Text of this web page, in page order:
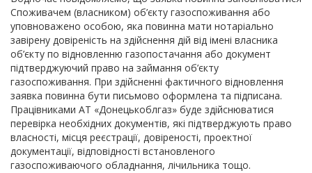
Споживачем (власником) об’єкту газоспоживання або
уповноважено особою, яка повинна мати нотаріально
завірену довіреність на здійснення дій від імені власника
об’єкту по відновленню газопостачання або документ
підтверджуючий право на займання об’єкту
газоспоживання. При здійсненні фактичного відновлення
заявка повинна бути письмово оформлена та підписана.
Працівниками АТ «Донецькоблгаз» буде здійснюватися
перевірка необхідних документів, які підтверджують право
власності, місця реєстрації, довіреності, проектної
документації, відповідності встановленого
газоспоживаючого обладнання, лічильника тощо.